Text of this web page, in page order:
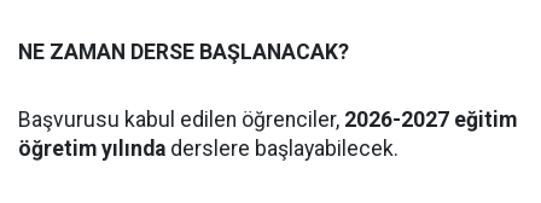
NE ZAMAN DERSE BAŞLANACAK?
Başvurusu kabul edilen öğrenciler, 2026-2027 eğitim
öğretim yılında derslere başlayabilecek.